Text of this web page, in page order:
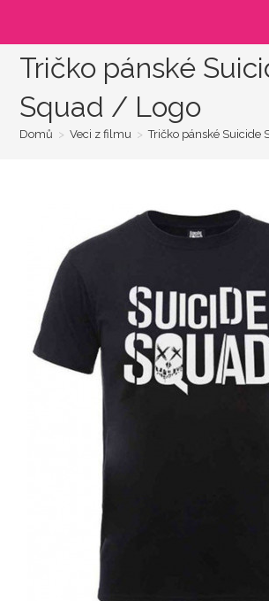
Tričko pánské
Squad / Logo
Domů > Veci z filmu > Tričko pánské Suicide